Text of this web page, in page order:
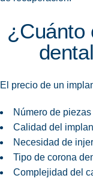
¿Cuánto
El precio de un
Número de
Calidad del
Necesidad de
Tipo de corona
Complejidad del